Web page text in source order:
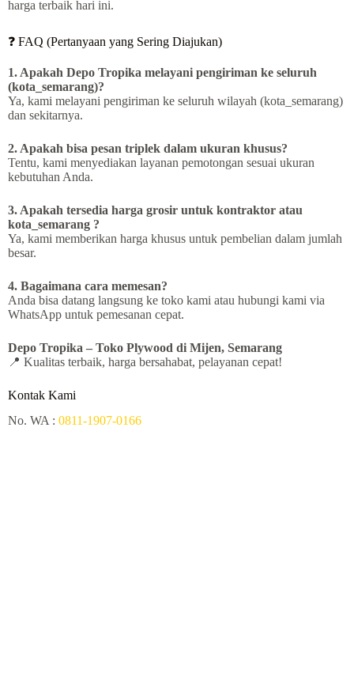
harga terbaik hari ini.
❓ FAQ (Pertanyaan yang Sering Diajukan)
1. Apakah Depo Tropika melayani pengiriman ke seluruh
(kota_semarang)?
Ya, kami melayani pengiriman ke seluruh wilayah (kota_semarang)
dan sekitarnya.
2. Apakah bisa pesan triplek dalam ukuran khusus?
Tentu, kami menyediakan layanan pemotongan sesuai ukuran
kebutuhan Anda.
3. Apakah tersedia harga grosir untuk kontraktor atau
kota_semarang ?
Ya, kami memberikan harga khusus untuk pembelian dalam jumlah
besar.
4. Bagaimana cara memesan?
Anda bisa datang langsung ke toko kami atau hubungi kami via
WhatsApp untuk pemesanan cepat.
Depo Tropika – Toko Plywood di Mijen, Semarang
📍 Kualitas terbaik, harga bersahabat, pelayanan cepat!
Kontak Kami
No. WA : 0811-1907-0166